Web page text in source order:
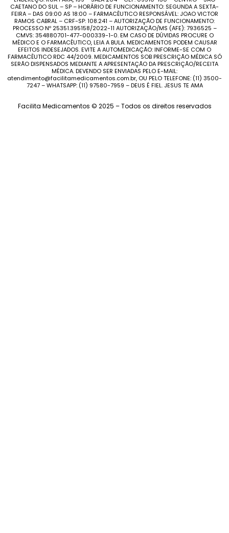
CAETANO DO SUL – SP – HORÁRIO DE FUNCIONAMENTO: SEGUNDA A SEXTA-
FEIRA – DAS 09:00 AS 18:00 – FARMACÊUTICO RESPONSÁVEL: JOAO VICTOR
RAMOS CABRAL – CRF-SP: 108.241 – AUTORIZAÇÃO DE FUNCIONAMENTO:
PROCESSO Nº 25351.395158/2022-11 AUTORIZAÇÃO/MS (AFE): 7936525 –
CMVS: 354880701-477-000339-1-0. EM CASO DE DÚVIDAS PROCURE O
MÉDICO E O FARMACÊUTICO, LEIA A BULA. MEDICAMENTOS PODEM CAUSAR
EFEITOS INDESEJADOS. EVITE A AUTOMEDICAÇÃO: INFORME-SE COM O
FARMACÊUTICO RDC 44/2009. MEDICAMENTOS SOB PRESCRIÇÃO MÉDICA SÓ
SERÃO DISPENSADOS MEDIANTE A APRESENTAÇÃO DA PRESCRIÇÃO/RECEITA
MÉDICA. DEVENDO SER ENVIADAS PELO E-MAIL:
atendimento@facilitamedicamentos.com.br, OU PELO TELEFONE: (11) 3500-
7247 – WHATSAPP: (11) 97580-7959 – DEUS É FIEL. JESUS TE AMA
Facilita Medicamentos © 2025 – Todos os direitos reservados